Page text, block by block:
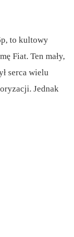
to kultowy
Fiat. Ten mały,
serca wielu
Jednak